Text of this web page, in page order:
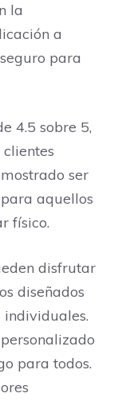
la
a
para
4.5 sobre 5,
ser
aquellos
físico.
disfrutar
diseñados
individuales.
para todos.